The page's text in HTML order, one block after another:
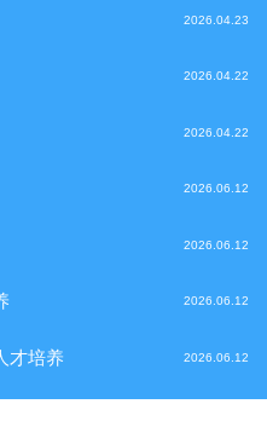
2026.04.23
2026.04.22
2026.04.22
2026.06.12
2026.06.12
2026.06.12
才培养 2026.06.12